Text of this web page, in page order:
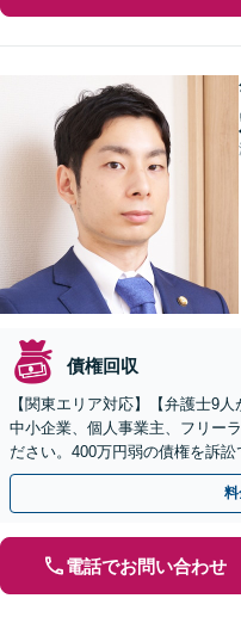
債権回収
【関東エリア対応】【弁護士9
中小企業、個人事業主、フリー
ださい。400万円弱の債権を訴
依頼から、顧問契約まで対応し
料
電話でお問い合わせ